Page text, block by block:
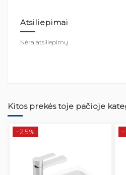
Atsiliepimai
Nėra atsiliepimų
Kitos prekės toje pačioje
−25%